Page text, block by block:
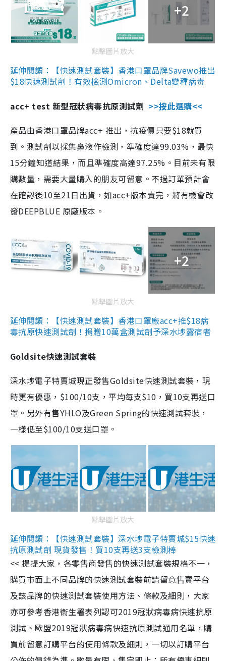
+2
點擊圖片放大
延伸閱讀：【快速測試套裝】香港口罩品牌Savewo推出
$18快速測試劑！有效檢測Omicron、Delta變種病毒
acc+ test 新型冠狀病毒抗原測試劑 >>按此選購<<
產品由香港口罩品牌acc+ 推出，抗疫價只要$18就買
到。測試劑以採集鼻液作檢測，準確度達99.03%，最快
15分鐘知道結果，而且準確度高達97.25%。目前未有限
購數量，需要大量購入的朋友可留意。不過訂單預計會
在確認後10至21日出貨，如acc+版本賣完，將有機會改
發DEEPBLUE 原廠版本。
+2
點擊圖片放大
延伸閱讀：【快速測試套裝】香港口罩廠acc+推$18病
毒抗原快速測試劑！捐贈10萬盒測試劑予深水埗露宿者
Goldsite快速測試套裝
深水埗電子特賣城現正發售Goldsite快速測試套裝，現
時更有優惠，$100/10支，平均每支$10，買10支再送口
罩。另外有售YHLO及Green Spring的快速測試套裝，
一樣低至$100/10支送口罩。
點擊圖片放大
延伸閱讀：【快速測試套裝】深水埗電子特賣城$15快速
抗原測試劑 現貨發售！買10支再送3支檢測棒
<< 提提大家，各零售商發售的快速測試套裝規格不一，
購買市面上不同品牌的快速測試套裝前請留意售賣平台
及該品牌的快速測試套裝使用方法、條款及細則，大家
亦可參考香港衞生署表列認可2019冠狀病毒病快速抗原
測試、歐盟2019冠狀病毒病快速抗原測試通用名單，購
買前留意訂購平台的使用條款及細則，一切以訂購平台